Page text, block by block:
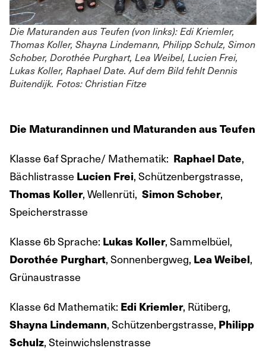
Die Maturanden aus Teufen (von links): Edi Kriemler,
Thomas Koller, Shayna Lindemann, Philipp Schulz, Simon
Schober, Dorothée Purghart, Lea Weibel, Lucien Frei,
Lukas Koller, Raphael Date. Auf dem Bild fehlt Dennis
Buitendijk. Fotos: Christian Fitze
Die Maturandinnen und Maturanden aus Teufen
Klasse 6af Sprache/ Mathematik: Raphael Date,
Bächlistrasse Lucien Frei, Schützenbergstrasse,
Thomas Koller, Wellenrüti, Simon Schober,
Speicherstrasse
Klasse 6b Sprache: Lukas Koller, Sammelbüel,
Dorothée Purghart, Sonnenbergweg, Lea Weibel,
Grünaustrasse
Klasse 6d Mathematik: Edi Kriemler, Rütiberg,
Shayna Lindemann, Schützenbergstrasse, Philipp
Schulz, Steinwichslenstrasse